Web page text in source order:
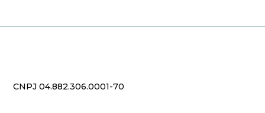
CNPJ 04.882.306.0001-70